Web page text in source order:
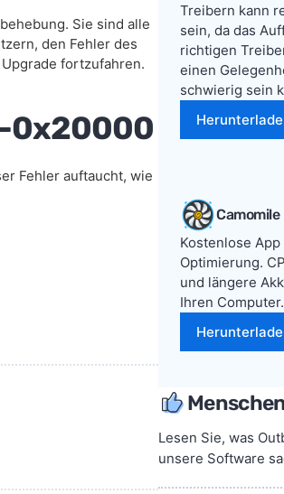
Sie sind alle
den Fehler des
fortzufahren.
0x20000
Fehler auftaucht, wie
Treibern kann
sein, da das
richtigen
einen
schwierig sein
Camomile
Kostenlose
Optimierung.
und längere
Ihren Computer.
Lesen Sie, was
unsere Software